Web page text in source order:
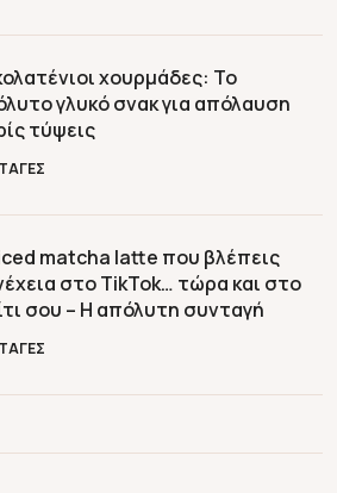
χουρμάδες: Το
γλυκό σνακ για απόλαυση
τύψεις
matcha latte που βλέπεις
στο TikTok… τώρα και στο
σου – Η απόλυτη συνταγή